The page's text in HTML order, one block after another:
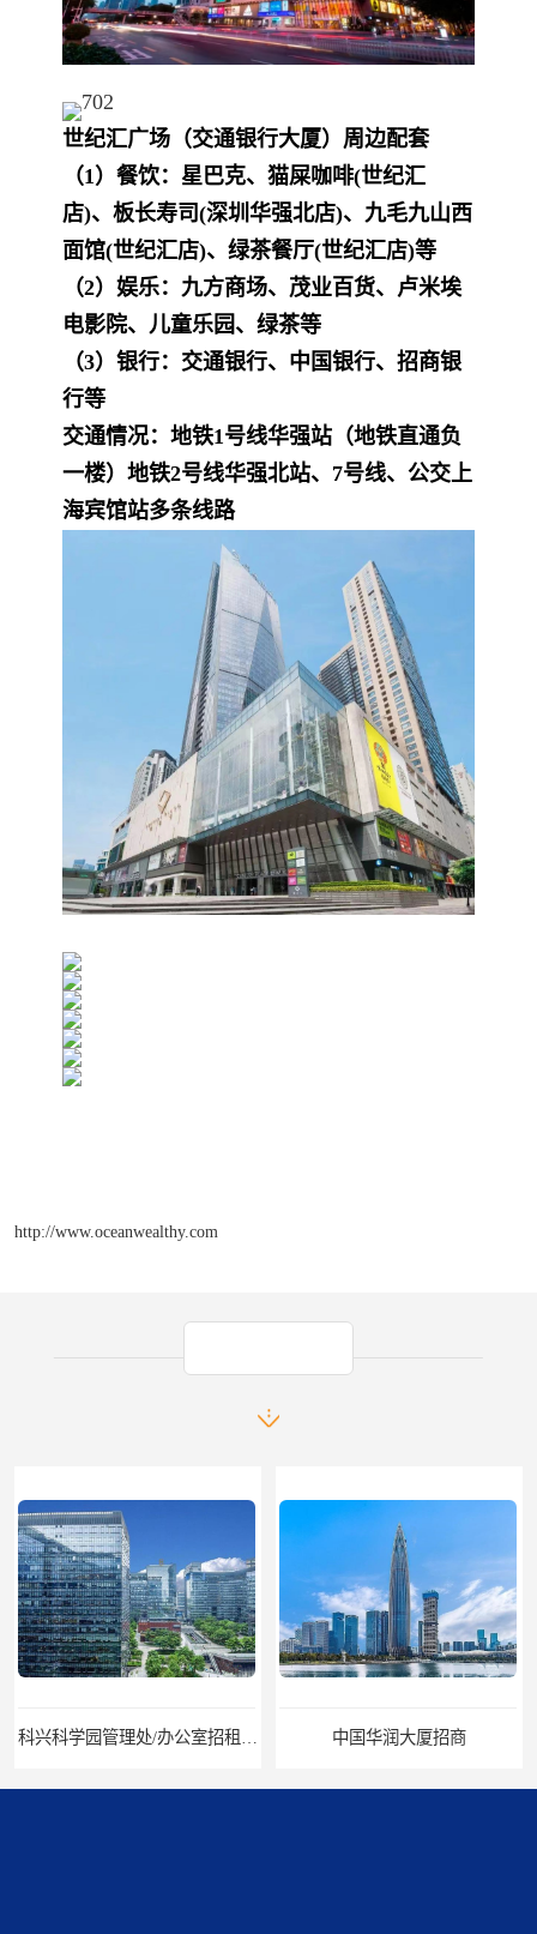
世纪汇广场（交通银行大厦）周边配套
（1）餐饮：星巴克、猫屎咖啡(世纪汇
店)、板长寿司(深圳华强北店)、九毛九山西
面馆(世纪汇店)、绿茶餐厅(世纪汇店)等
（2）娱乐：九方商场、茂业百货、卢米埃
电影院、儿童乐园、绿茶等
（3）银行：交通银行、中国银行、招商银
行等
交通情况：地铁1号线华强站（地铁直通负
一楼）地铁2号线华强北站、7号线、公交上
海宾馆站多条线路
http://www.oceanwealthy.com
中国华润大厦招商 招商局广场出租